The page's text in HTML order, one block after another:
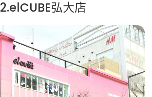
2.elCUBE弘大店